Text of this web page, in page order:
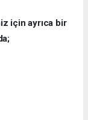
için ayrıca bir